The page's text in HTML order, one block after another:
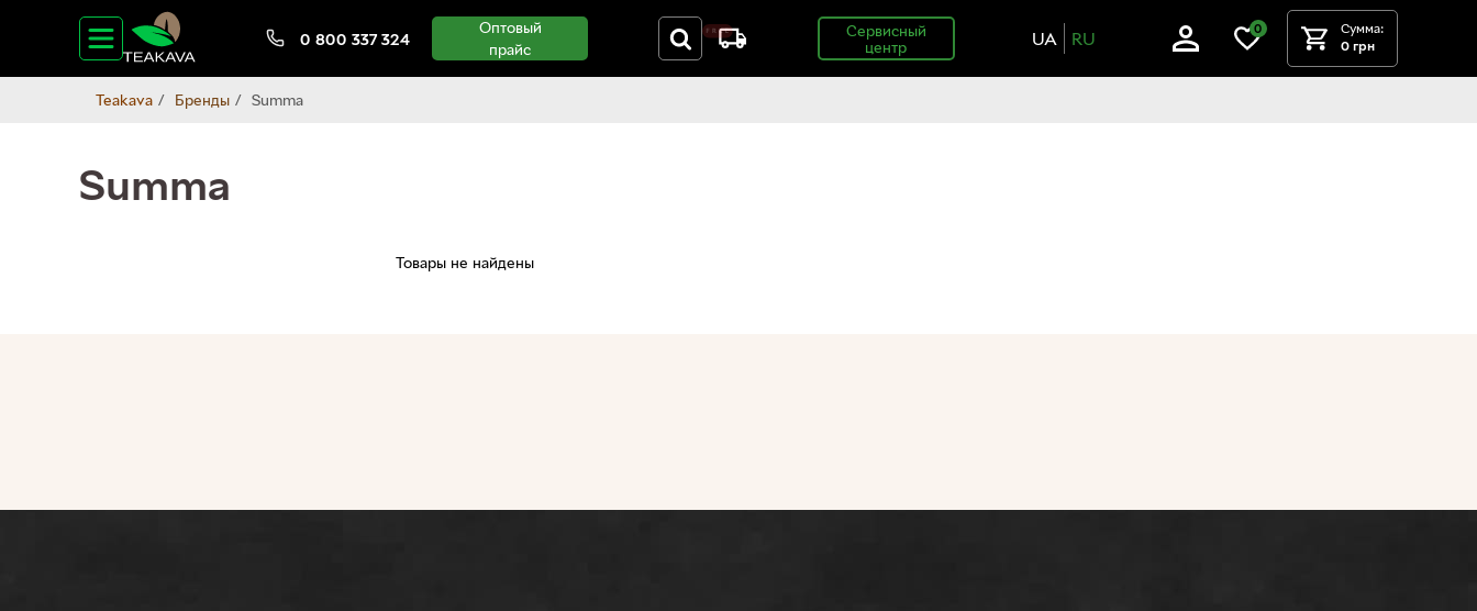
0 800 337 324
Оптовый
прайс
Сервисный
центр
UA RU 0
Сумма:
0 грн
Teakava Бренды Summa
Summa
Товары не найдены